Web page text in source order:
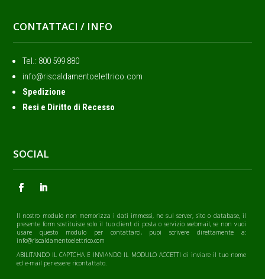
CONTATTACI / INFO
Tel.: ‭800 599 880
info@riscaldamentoelettrico.com
Spedizione
Resi e Diritto di Recesso
SOCIAL
Il nostro modulo non memorizza i dati immessi, ne sul server, sito o database, il
presente form sostituisce solo il tuo client di posta o servizio webmail, se non vuoi
usare questo modulo per contattarci, puoi scrivere direttamente a:
info@riscaldamentoelettrico.com
ABILITANDO IL CAPTCHA E INVIANDO IL MODULO ACCETTI di inviare il tuo nome
ed e-mail per essere ricontattato.